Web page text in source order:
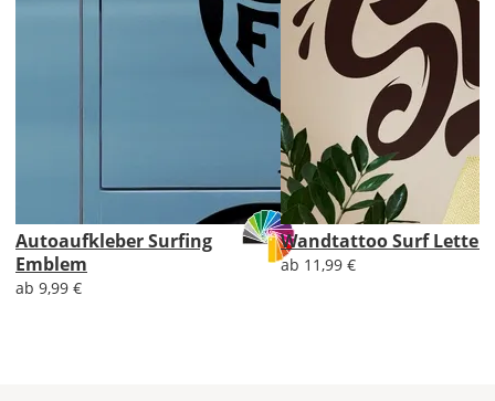
Versandkosten?
AT
CH
Autoaufkleber Surfing
Emblem
ab 9,99 €
Wandtattoo Surf
ab 11,99 €